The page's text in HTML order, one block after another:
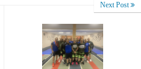
Next Post